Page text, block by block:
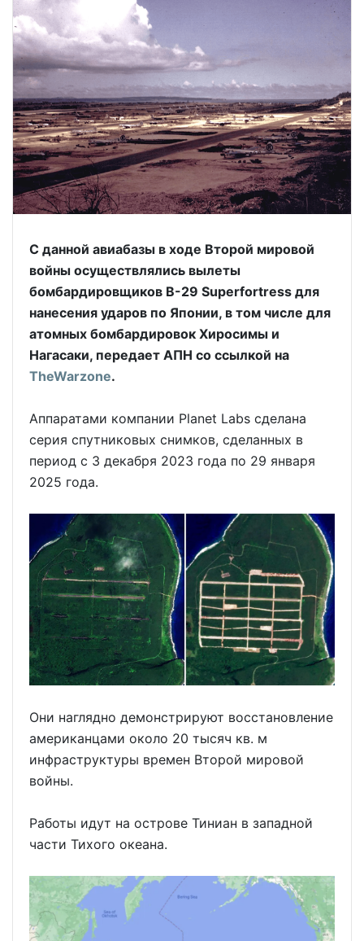
С данной авиабазы в ходе Второй мировой
войны осуществлялись вылеты
бомбардировщиков B-29 Superfortress для
нанесения ударов по Японии, в том числе для
атомных бомбардировок Хиросимы и
Нагасаки, передает АПН со ссылкой на
TheWarzone.
Аппаратами компании Planet Labs сделана
серия спутниковых снимков, сделанных в
период с 3 декабря 2023 года по 29 января
2025 года.
Они наглядно демонстрируют восстановление
американцами около 20 тысяч кв. м
инфраструктуры времен Второй мировой
войны.
Работы идут на острове Тиниан в западной
части Тихого океана.